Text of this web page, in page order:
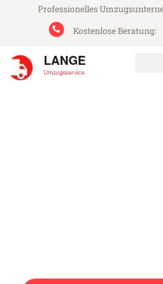
Professionelles
Kostenlose Beratung: